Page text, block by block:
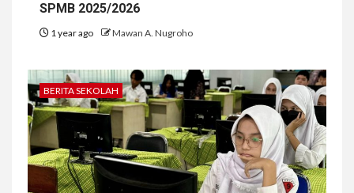
SPMB 2025/2026
1 year ago Mawan A. Nugroho
BERITA SEKOLAH